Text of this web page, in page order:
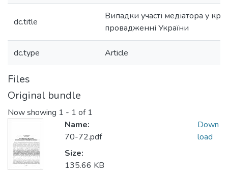
dc.title
Випадки участі медіатора у
провадженні України
dc.type Article
Files
Original bundle
Now showing 1 - 1 of 1
Name:
70-72.pdf
Size:
135.66 KB
Down
load